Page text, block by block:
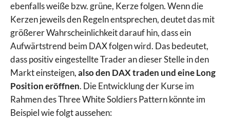
ebenfalls weiße bzw. grüne, Kerze folgen. Wenn die
Kerzen jeweils den Regeln entsprechen, deutet das mit
größerer Wahrscheinlichkeit darauf hin, dass ein
Aufwärtstrend beim DAX folgen wird. Das bedeutet,
dass positiv eingestellte Trader an dieser Stelle in den
Markt einsteigen,also den DAX traden und eine Long
Position eröffnen. Die Entwicklung der Kurse im
Rahmen des Three White Soldiers Pattern könnte im
Beispiel wie folgt aussehen: